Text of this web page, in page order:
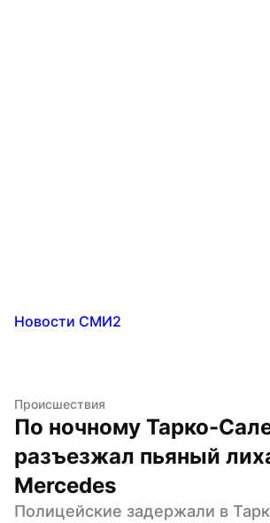
Новости СМИ2
Происшествия
По ночному Тарко-
разъезжал пьяный
Mercedes
Полицейские задержали в